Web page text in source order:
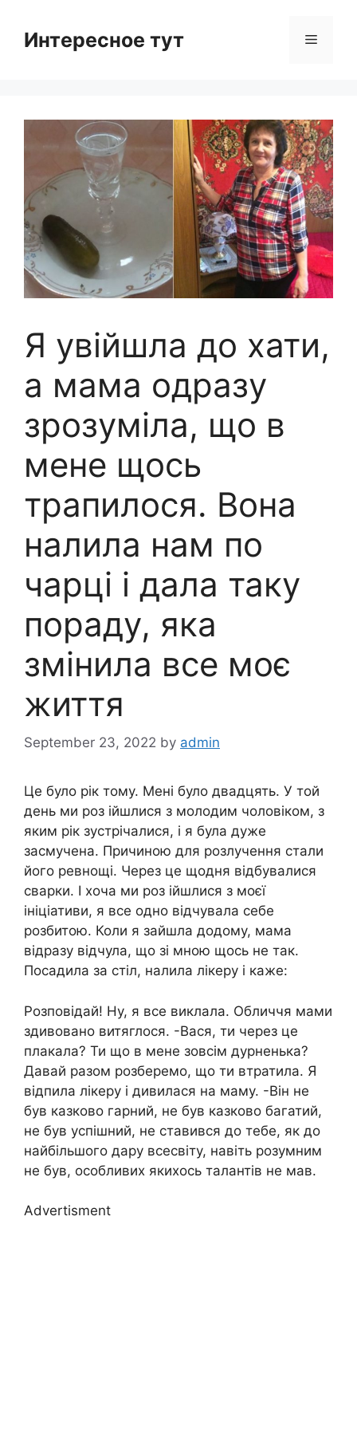
contentИнтересное тут Menu
Я увійшла до хати,
а мама одразу
зрозуміла, що в
мене щось
трапилося. Вона
налила нам по
чарці і дала таку
пораду, яка
змінила все моє
життя
September 23, 2022 by admin
Це було рік тому. Мені було двадцять. У той
день ми роз ійшлися з молодим чоловіком, з
яким рік зустрічалися, і я була дуже
засмучена. Причиною для розлучення стали
його ревнощі. Через це щодня відбувалися
сварки. І хоча ми роз ійшлися з моєї
ініціативи, я все одно відчувала себе
розбитою. Коли я зайшла додому, мама
відразу відчула, що зі мною щось не так.
Посадила за стіл, налила лікеру і каже:
Розповідай! Ну, я все виклала. Обличчя мами
здивовано витяглося. -Вася, ти через це
плакала? Ти що в мене зовсім дурненька?
Давай разом розберемо, що ти втратила. Я
відпила лікеру і дивилася на маму. -Він не
був казково гарний, не був казково багатий,
не був успішний, не ставився до тебе, як до
найбільшого дару всесвіту, навіть розумним
не був, особливих якихось талантів не мав.
Advertisment